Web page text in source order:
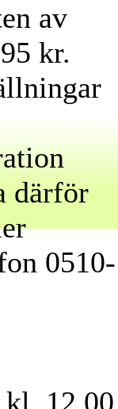
av
kr.
därför
0510-
12.00